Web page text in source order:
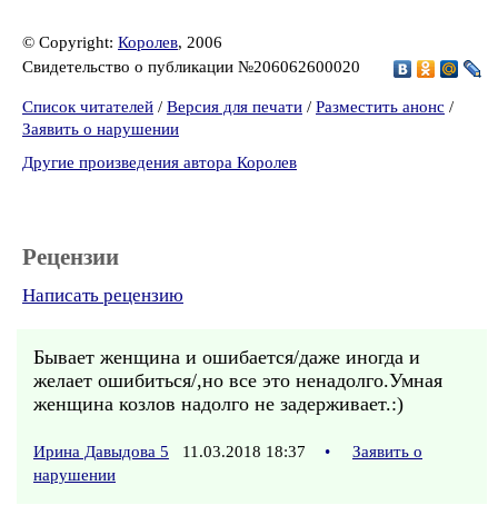
© Copyright: Королев, 2006
Свидетельство о публикации №206062600020
Список читателей / Версия для печати / Разместить анонс /
Заявить о нарушении
Другие произведения автора Королев
Рецензии
Написать рецензию
Бывает женщина и ошибается/даже иногда и
желает ошибиться/,но все это ненадолго.Умная
женщина козлов надолго не задерживает.:)
Ирина Давыдова 5 11.03.2018 18:37 •
Заявить о
нарушении